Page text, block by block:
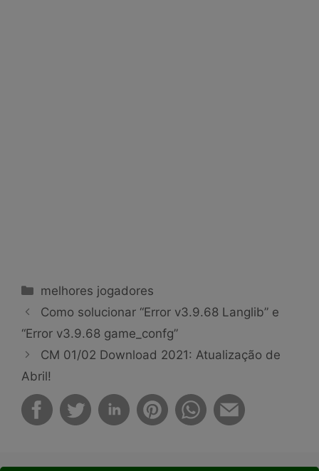
Categorias
melhores jogadores
Como solucionar “Error v3.9.68 Langlib” e
“Error v3.9.68 game_confg”
CM 01/02 Download 2021: Atualização de
Abril!